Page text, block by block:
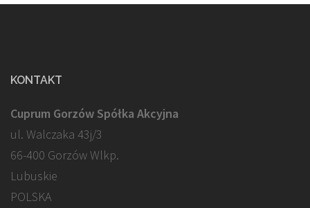
KONTAKT
Cuprum Gorzów Spółka Akcyjna
ul. Walczaka 43j/3
66-400 Gorzów Wlkp.
Lubuskie
POLSKA